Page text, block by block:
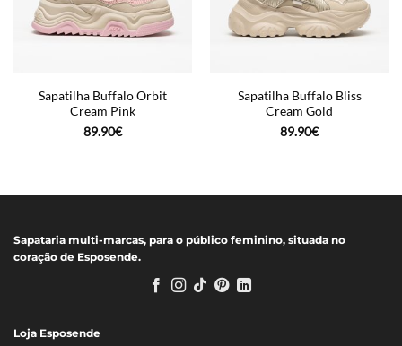
Sapatilha Buffalo Orbit
Cream Pink
89.90€
Sapatilha Buffalo Bliss
Cream Gold
89.90€
Sapataria multi-marcas, para o público feminino, situada no
coração de Esposende.
Loja Esposende